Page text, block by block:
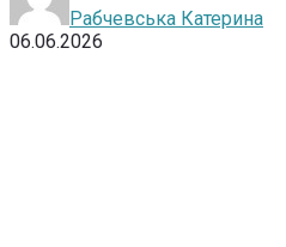
Рабчевська Катерина
06.06.2026